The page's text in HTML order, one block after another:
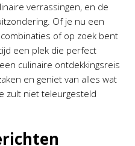
verrassingen, en de
Of je nu een
of op zoek bent
een plek die perfect
culinaire ontdekkingsreis
en geniet van alles wat
zult niet teleurgesteld